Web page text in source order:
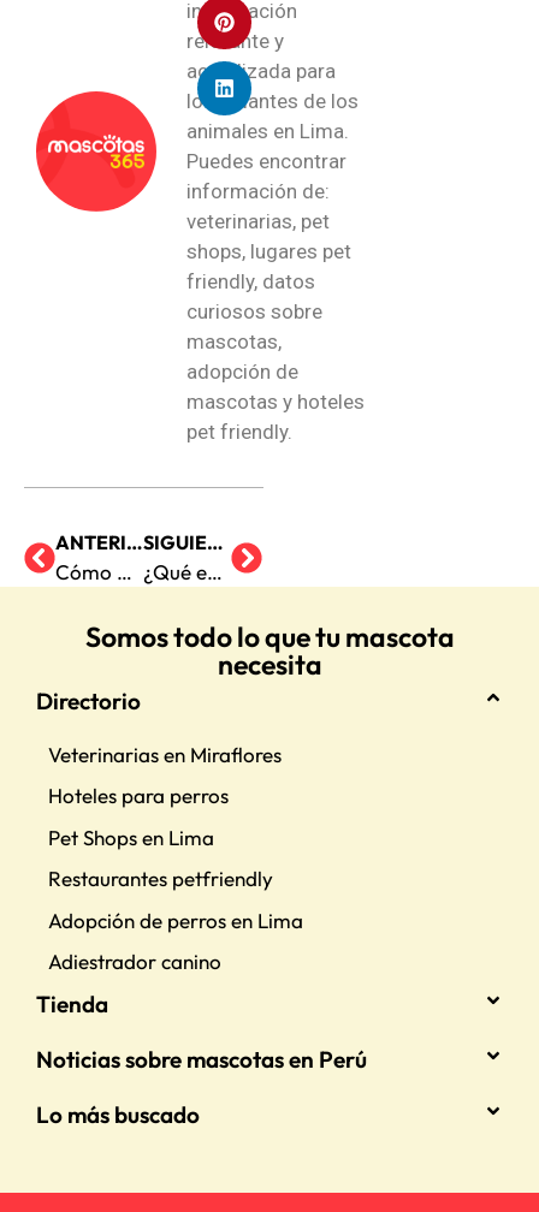
información
relevante y
actualizada para
los amantes de los
animales en Lima.
Puedes encontrar
información de:
veterinarias, pet
shops, lugares pet
friendly, datos
curiosos sobre
mascotas,
adopción de
mascotas y hoteles
pet friendly.
ANTERIOR
Cómo organizar fiestas para mascotas
SIGUIENTE
¿Qué es el método Tellington?
Somos todo lo que tu mascota
necesita
Directorio
Veterinarias en Miraflores
Hoteles para perros
Pet Shops en Lima
Restaurantes petfriendly
Adopción de perros en Lima
Adiestrador canino
Tienda
Noticias sobre mascotas en Perú
Lo más buscado